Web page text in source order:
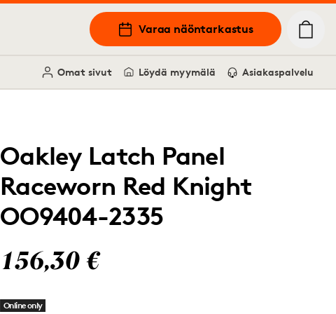
Varaa näöntarkastus
Omat sivut Löydä myymälä Asiakaspalvelu
Oakley Latch Panel
Raceworn Red Knight
OO9404-2335
156,30 €
Online only